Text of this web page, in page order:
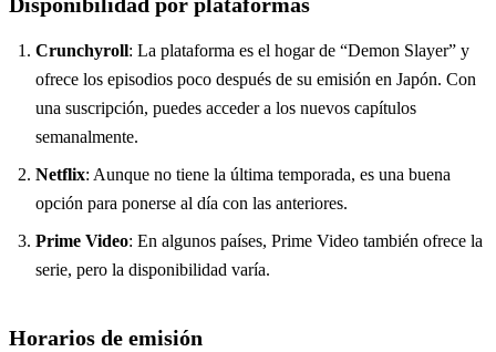
Disponibilidad por plataformas
Crunchyroll: La plataforma es el hogar de “Demon Slayer” y
ofrece los episodios poco después de su emisión en Japón. Con
una suscripción, puedes acceder a los nuevos capítulos
semanalmente.
Netflix: Aunque no tiene la última temporada, es una buena
opción para ponerse al día con las anteriores.
Prime Video: En algunos países, Prime Video también ofrece la
serie, pero la disponibilidad varía.
Horarios de emisión